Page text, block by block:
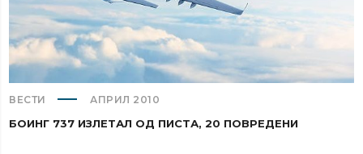
ВЕСТИ АПРИЛ 2010
БОИНГ 737 ИЗЛЕТАЛ ОД ПИСТА, 20 ПОВРЕДЕНИ